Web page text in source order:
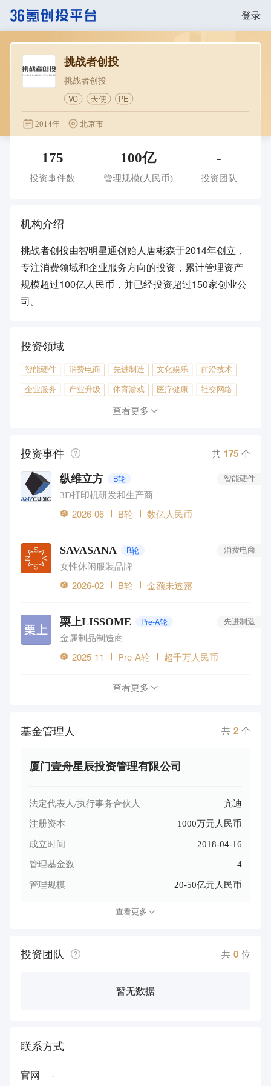
登录
挑战者创投
挑战者创投
VC 天使 PE
2014年 北京市
175
投资事件数
100亿
管理规模(人民币)
-
投资团队
机构介绍
挑战者创投由智明星通创始人唐彬森于2014年创立，
专注消费领域和企业服务方向的投资，累计管理资产
规模超过100亿人民币，并已经投资超过150家创业公
司。
投资领域
智能硬件 消费电商 先进制造 文化娱乐 前沿技术
企业服务 产业升级 体育游戏 医疗健康 社交网络
传统制造 汽车出行
查看更多
投资事件 共 175 个
纵维立方 B轮
3D打印机研发和生产商
智能硬件
2026-06 B轮 数亿人民币
SAVASANA B轮
女性休闲服装品牌
消费电商
2026-02 B轮 金额未透露
栗上LISSOME Pre-A轮
金属制品制造商
先进制造
2025-11 Pre-A轮 超千万人民币
查看更多
基金管理人 共 2 个
厦门壹舟星辰投资管理有限公司
法定代表人/执行事务合伙人 亢迪
注册资本 1000万元人民币
成立时间 2018-04-16
管理基金数 4
管理规模 20-50亿元人民币
查看更多
投资团队 共 0 位
暂无数据
联系方式
官网 -